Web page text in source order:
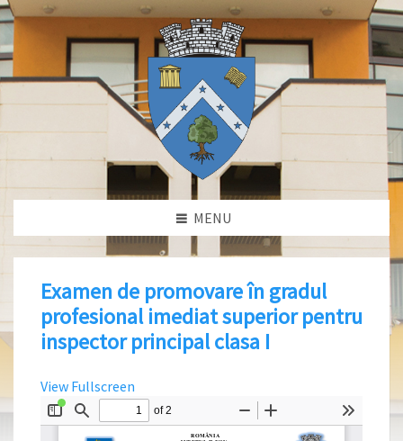
MENU
Examen de promovare în gradul
profesional imediat superior pentru
inspector principal clasa I
View Fullscreen